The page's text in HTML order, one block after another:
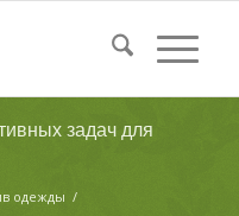
задач для
одежды /